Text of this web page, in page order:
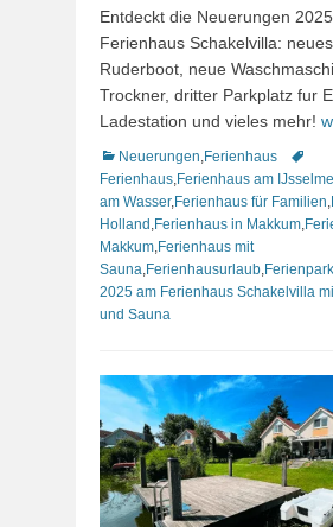
Entdeckt die Neuerungen
Ferienhaus Schakelvilla:
Ruderboot, neue
Trockner, dritter Parkplatz fur
Ladestation und vieles mehr!
Kategorien
Neuerungen,Ferienhaus
Ferienhaus,Ferienhaus am
am Wasser,Ferienhaus für Familien,
Holland ,Ferienhaus in Makkum,
Makkum,Ferienhaus mit
Sauna,Ferienhausurlaub,Ferienpark
2025 am Ferienhaus Schakelvilla
und Sauna